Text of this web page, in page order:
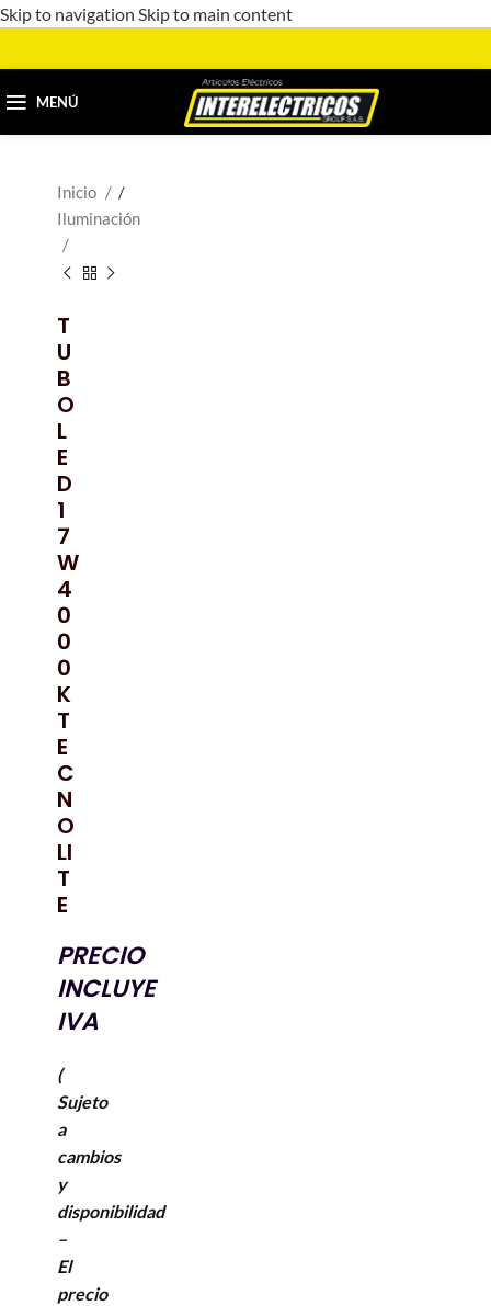
Skip to navigation Skip to main content
MENÚ
Inicio
/
Iluminación
T
U
B
O
L
E
D
1
7
W
4
0
0
0
K
T
E
C
N
O
LI
T
E
PRECIO
INCLUYE
IVA
(
Sujeto
a
cambios
y
disponibilidad
–
El
precio